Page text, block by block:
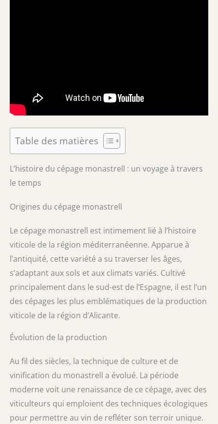
Table des matières
L’histoire du cépage monastrell : un voyage à travers
le temps
Origines du cépage monastrell
Le cépage monastrell est intimement lié à l’histoire
viticole de la région méditerranéenne. Apparue à
l’antiquité, cette variété a su traverser les âges,
s’adaptant aux sols et aux climats variés. Cultivé
principalement dans le sud-est de l’Espagne, il est l’un
des cépages les plus emblématiques de la production
viticole de la région d’Alicante.
Évolution de la production
Au fil des siècles, la technique de culture et de
vinification du monastrell a évolué. La période
moderne voit une renaissance de ce cépage, avec des
viticulteurs qui emploient des techniques écologiques
pour permettre au vin de refléter son terroir unique.